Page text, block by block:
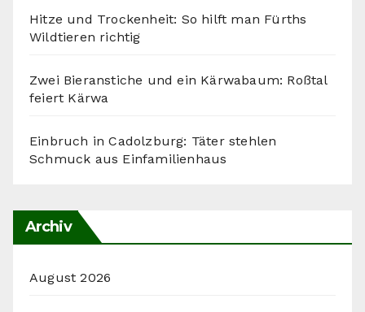
Hitze und Trockenheit: So hilft man Fürths
Wildtieren richtig
Zwei Bieranstiche und ein Kärwabaum: Roßtal
feiert Kärwa
Einbruch in Cadolzburg: Täter stehlen
Schmuck aus Einfamilienhaus
Archiv
August 2026